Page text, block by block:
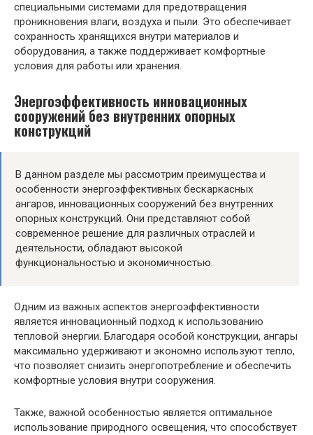
специальными системами для предотвращения
проникновения влаги, воздуха и пыли. Это обеспечивает
сохранность хранящихся внутри материалов и
оборудования, а также поддерживает комфортные
условия для работы или хранения.
Энергоэффективность инновационных
сооружений без внутренних опорных
конструкций
В данном разделе мы рассмотрим преимущества и
особенности энергоэффективных бескаркасных
ангаров, инновационных сооружений без внутренних
опорных конструкций. Они представляют собой
современное решение для различных отраслей и
деятельности, обладают высокой
функциональностью и экономичностью.
Одним из важных аспектов энергоэффективности
является инновационный подход к использованию
тепловой энергии. Благодаря особой конструкции, ангары
максимально удерживают и экономно используют тепло,
что позволяет снизить энергопотребление и обеспечить
комфортные условия внутри сооружения.
Также, важной особенностью является оптимальное
использование природного освещения, что способствует